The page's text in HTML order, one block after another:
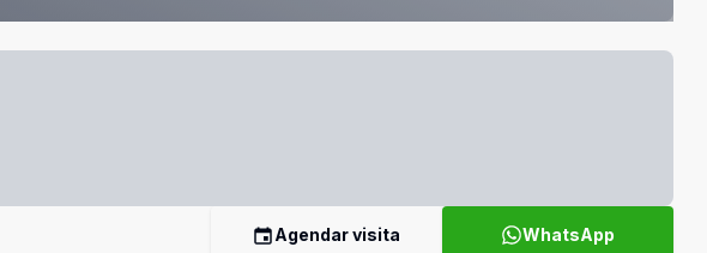
Agendar visita WhatsApp